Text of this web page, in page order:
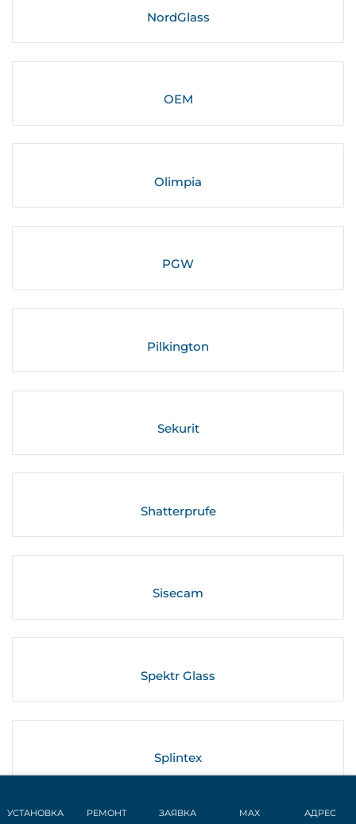
NordGlass
OEM
Olimpia
PGW
Pilkington
Sekurit
Shatterprufe
Sisecam
Spektr Glass
Splintex
УСТАНОВКА РЕМОНТ ЗАЯВКА MAX АДРЕС